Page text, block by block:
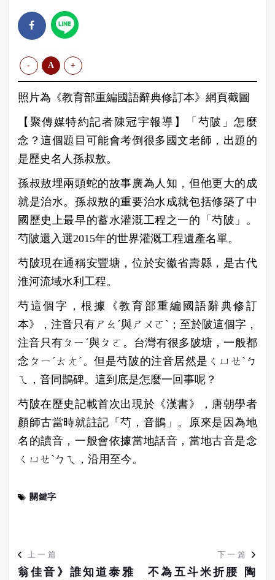
- A +
照片為《教育部重編國語辭典修訂本》網頁截圖
【聚傳媒特約記者陳冠宇報導】「芍陂」怎麼
念？這個題目可能會考倒很多國文老師，出題的
是歷史名人孫叔敖。
孫叔敖埋兩頭蛇的故事廣為人知，但他更大的成
就是治水。孫叔敖的重要治水成就包括修築了中
國歷史上最早的蓄水灌溉工程之一的「芍陂」。
芍陂還入選2015年的世界灌溉工程遺產名單。
芍陂現在通稱安豐塘，位於安徽省壽縣，是古代
淮河流域水利工程。
芍這個字，根據《教育部重編國語辭典修訂
本》，注音只有ㄕㄠˊ與ㄕㄨㄛˋ；至於陂這個字，
注音只有ㄆㄧˊ與ㄆㄛ。台灣有很多陂塘，一般都
念ㄆㄧˊㄊㄤˊ。但是芍陂的注音居然是ㄑㄩㄝˋㄅ
ㄟ，音同鵲碑。這到底是怎麼一回事呢？
芍陂在歷史記載首次出現於《漢書》，唐朝學者
顏師古當時就註記「芍，音鵲」。原來是因為地
名的讀音，一般會依據當地話音，當地古音是念
ㄑㄩㄝˋㄅㄟ，沿用至今。
關鍵字
上一篇
翁佳音》誰知道泰雅
下一篇
不為五斗米折腰 陶